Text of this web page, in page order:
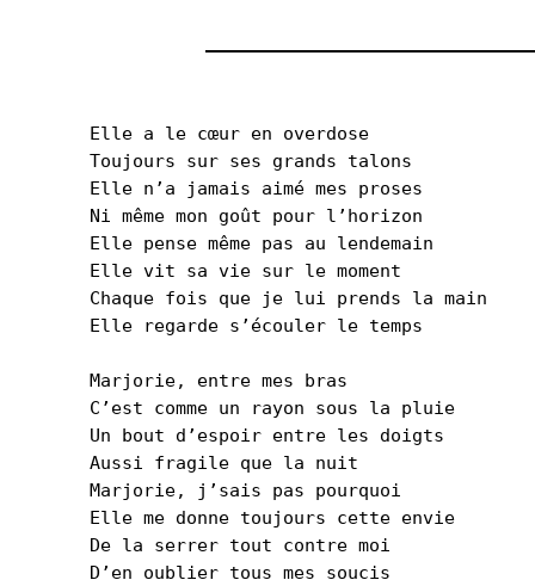
Elle a le cœur en overdose
Toujours sur ses grands talons
Elle n’a jamais aimé mes proses
Ni même mon goût pour l’horizon
Elle pense même pas au lendemain
Elle vit sa vie sur le moment
Chaque fois que je lui prends la main
Elle regarde s’écouler le temps
Marjorie, entre mes bras
C’est comme un rayon sous la pluie
Un bout d’espoir entre les doigts
Aussi fragile que la nuit
Marjorie, j’sais pas pourquoi
Elle me donne toujours cette envie
De la serrer tout contre moi
D’en oublier tous mes soucis